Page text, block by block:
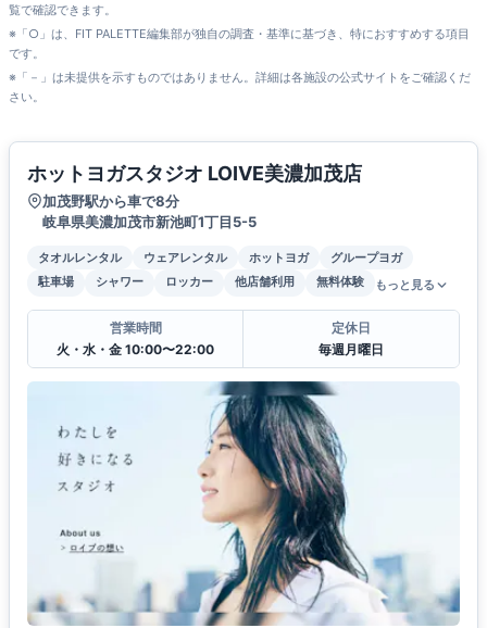
覧で確認できます。
※「○」は、FIT PALETTE編集部が独自の調査・基準に基づき、特におすすめする項目
です。
※「－」は未提供を示すものではありません。詳細は各施設の公式サイトをご確認くだ
さい。
ホットヨガスタジオ LOIVE美濃加茂店
加茂野駅から車で8分
岐阜県美濃加茂市新池町1丁目5-5
タオルレンタル ウェアレンタル ホットヨガ
グループヨガ
駐車場
シャワー ロッカー 他店舗利用 無料体験 もっと見る
営業時間
火・水・金 10:00〜22:00
定休日
毎週月曜日